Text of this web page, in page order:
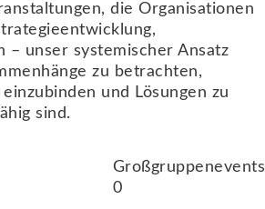
die Organisationen
– unser systemischer Ansatz
zu betrachten,
und Lösungen zu
sind.
Großgruppenevents
0